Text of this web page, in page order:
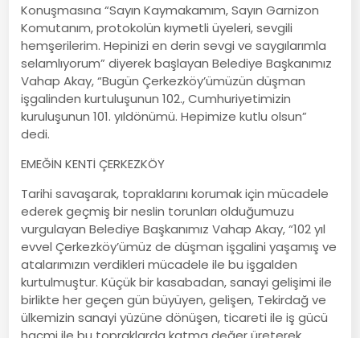
Konuşmasına “Sayın Kaymakamım, Sayın Garnizon
Komutanım, protokolün kıymetli üyeleri, sevgili
hemşerilerim. Hepinizi en derin sevgi ve saygılarımla
selamlıyorum” diyerek başlayan Belediye Başkanımız
Vahap Akay, “Bugün Çerkezköy’ümüzün düşman
işgalinden kurtuluşunun 102., Cumhuriyetimizin
kuruluşunun 101. yıldönümü. Hepimize kutlu olsun”
dedi.
EMEĞİN KENTİ ÇERKEZKÖY
Tarihi savaşarak, topraklarını korumak için mücadele
ederek geçmiş bir neslin torunları olduğumuzu
vurgulayan Belediye Başkanımız Vahap Akay, “102 yıl
evvel Çerkezköy’ümüz de düşman işgalini yaşamış ve
atalarımızın verdikleri mücadele ile bu işgalden
kurtulmuştur. Küçük bir kasabadan, sanayi gelişimi ile
birlikte her geçen gün büyüyen, gelişen, Tekirdağ ve
ülkemizin sanayi yüzüne dönüşen, ticareti ile iş gücü